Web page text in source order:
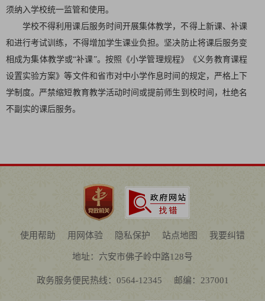
须纳入学校统一监管和使用。
学校不得利用课后服务时间开展集体教学，不得上新课、补课
和进行考试训练，不得增加学生课业负担。坚决防止将课后服务变
相成为集体教学或“补课”。按照《小学管理规程》《义务教育课程
设置实验方案》等文件和省市对中小学作息时间的规定，严格上下
学制度。严禁缩短教育教学活动时间或提前师生到校时间，杜绝名
不副实的课后服务。
使用帮助 用网体验 隐私保护 站点地图 我要纠错
地址：六安市佛子岭中路128号
政务服务便民热线：0564-12345 邮编：237001